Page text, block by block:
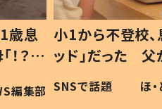
歳息
？」
編集部
小1から不登校、
ッド」だった
作り続ける理
#令和の子
SNSで話題 ほ